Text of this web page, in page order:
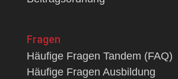
Fragen
Häufige Fragen Tandem (FAQ)
Häufige Fragen Ausbildung